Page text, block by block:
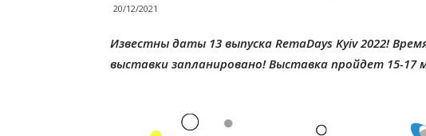
20/12/2021
Известны даты 13 выпуска RemaDays Kyiv 2022!
выставки запланировано! Выставка пройдет 15-17